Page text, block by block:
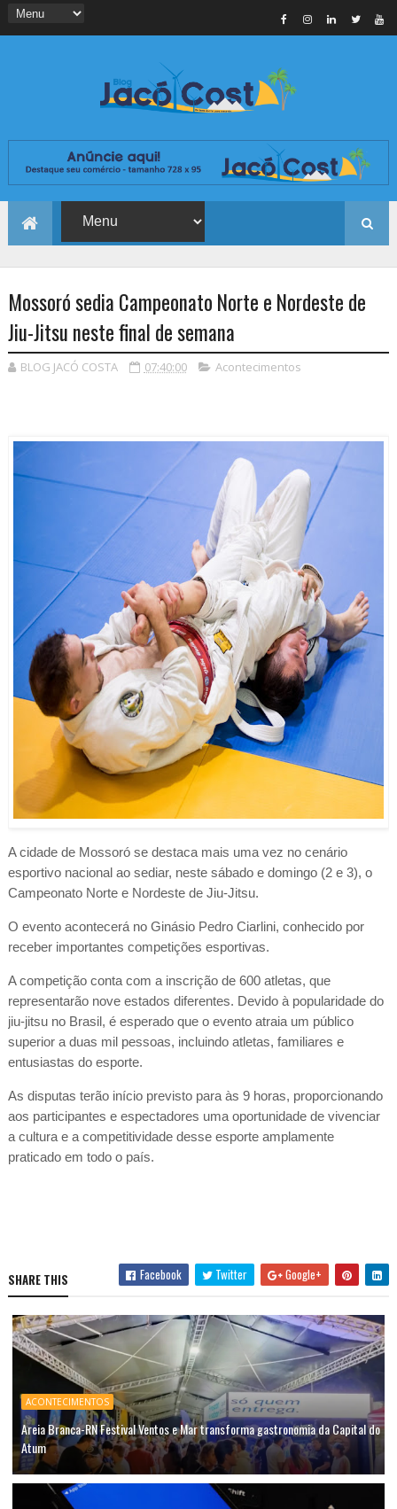
Mossoró sedia Campeonato Norte e Nordeste de
Jiu-Jitsu neste final de semana
BLOG JACÓ COSTA 07:40:00 Acontecimentos
A cidade de Mossoró se destaca mais uma vez no cenário
esportivo nacional ao sediar, neste sábado e domingo (2 e 3), o
Campeonato Norte e Nordeste de Jiu-Jitsu.
O evento acontecerá no Ginásio Pedro Ciarlini, conhecido por
receber importantes competições esportivas.
A competição conta com a inscrição de 600 atletas, que
representarão nove estados diferentes. Devido à popularidade do
jiu-jitsu no Brasil, é esperado que o evento atraia um público
superior a duas mil pessoas, incluindo atletas, familiares e
entusiastas do esporte.
As disputas terão início previsto para às 9 horas, proporcionando
aos participantes e espectadores uma oportunidade de vivenciar
a cultura e a competitividade desse esporte amplamente
praticado em todo o país.
SHARE THIS Facebook Twitter Google+
ACONTECIMENTOS
Areia Branca-RN Festival Ventos e Mar transforma gastronomia da Capital do
Atum